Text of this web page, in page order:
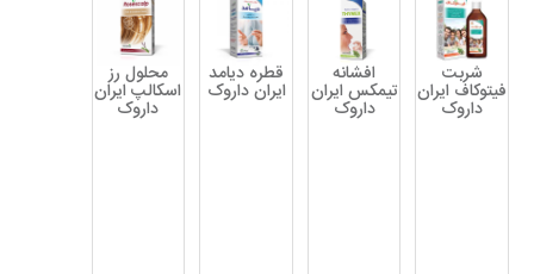
شربت
فیتوکاف ایران
داروک
افشانه
تیمکس ایران
داروک
قطره دیامد
ایران داروک
محلول رز
اسکالپ ایران
داروک